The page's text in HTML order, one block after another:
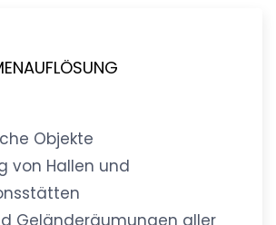
Objekte
von Hallen und
Geländeräumungen aller